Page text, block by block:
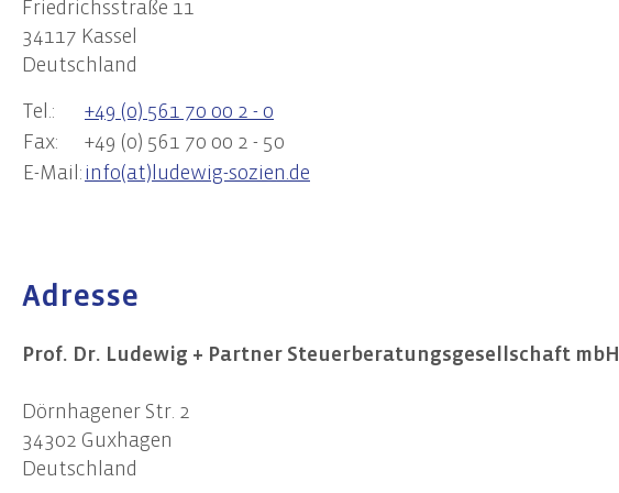
Start-Up Beratung
Finanzierungsberatung
Controlling
Datenschutz
Datenschutzberatung
Datenschutzschulungen
Friedrichsstraße 11
34117 Kassel
Deutschland
Tel.:
+49 (0) 561 70 00 2 - 0
Fax:
+49 (0) 561 70 00 2 - 50
E-Mail:info(at)ludewig-sozien.de
Adresse
Prof. Dr. Ludewig + Partner Steuerberatungsgesellschaft mbH
Dörnhagener Str. 2
34302 Guxhagen
Deutschland